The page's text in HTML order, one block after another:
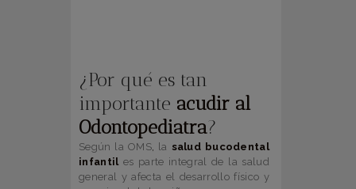
¿Por qué es tan
importante acudir al
Odontopediatra?
Según la OMS, la salud bucodental
infantiles parte integral de la salud
general y afecta el desarrollo físico y